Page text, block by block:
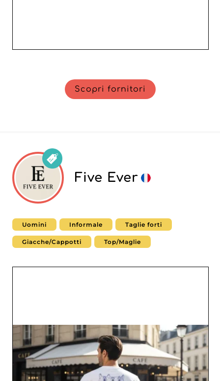
Scopri fornitori
Five Ever
Uomini Informale Taglie forti
Giacche/Cappotti Top/Maglie